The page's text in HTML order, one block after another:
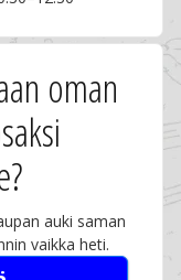
oman
auki saman
vaikka heti.